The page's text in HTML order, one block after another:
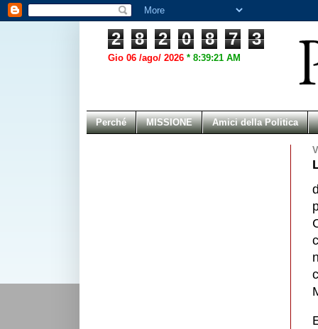
2 8 2 0 8 7 3
Gio 06 /ago/ 2026 * 8:39:21 AM
Perché MISSIONE Amici della Politica